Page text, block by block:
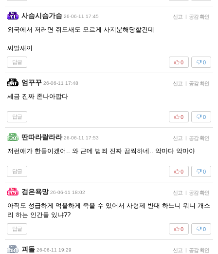
사슴시슴가슴 26-06-11 17:45 신고 공감 확인
외국에서 저러면 쥐도새도 모르게 사지분해당할건데
씨발새끼
답글 0
0
엄꾸꾸 26-06-11 17:48 신고 공감 확인
세금 진짜 존나아깝다
답글 0
0
딴따라랄라라 26-06-11 17:53 신고 공감 확인
저런애가 한둘이겠어.. 와 근데 범죄 진짜 끔찍하네.. 악마다 악마야
답글 0
0
검은욕망 26-06-11 18:02 신고 공감 확인
아직도 성급하게 억울하게 죽을 수 있어서 사형제 반대 하느니 뭐니 개소
리 하는 인간들 있냐??
답글 0
0
괴돌 26-06-11 19:29 신고 공감 확인